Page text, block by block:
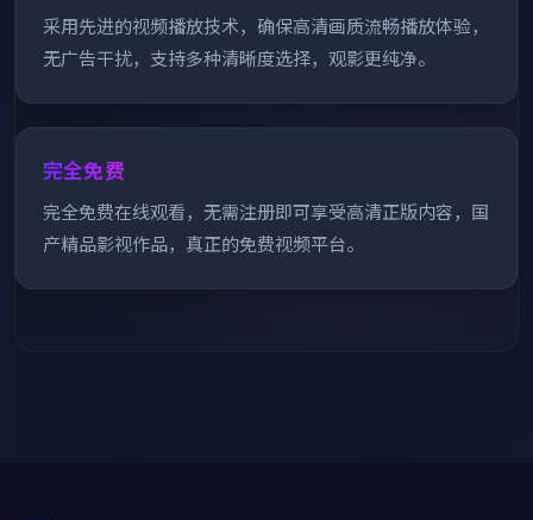
采用先进的视频播放技术，确保高清画质流畅播放体验，
无广告干扰，支持多种清晰度选择，观影更纯净。
完全免费
完全免费在线观看，无需注册即可享受高清正版内容，国
产精品影视作品，真正的免费视频平台。